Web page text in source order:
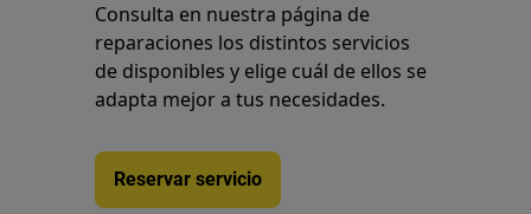
Consulta en nuestra página de
reparaciones los distintos servicios
de disponibles y elige cuál de ellos se
adapta mejor a tus necesidades.
Reservar servicio